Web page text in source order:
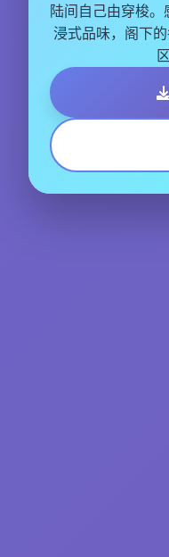
陆间自己由穿梭
浸式品味，阁下